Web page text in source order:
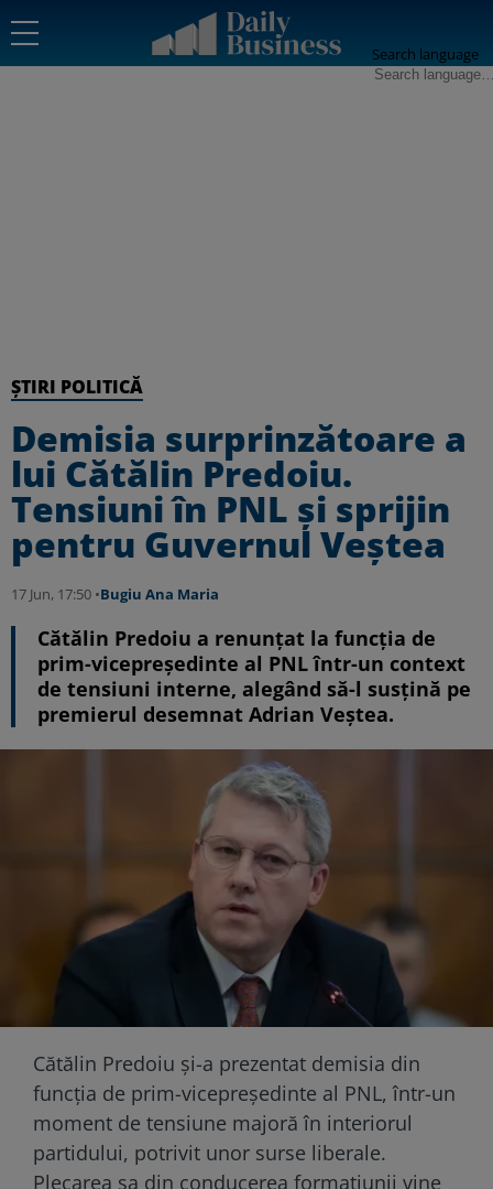
Search language
ȘTIRI POLITICĂ
Demisia surprinzătoare a
lui Cătălin Predoiu.
Tensiuni în PNL și sprijin
pentru Guvernul Veștea
17 Jun, 17:50 •Bugiu ⁠Ana Maria
Cătălin Predoiu a renunțat la funcția de
prim-vicepreședinte al PNL într-un context
de tensiuni interne, alegând să-l susțină pe
premierul desemnat Adrian Veștea.
Cătălin Predoiu și-a prezentat demisia din
funcția de prim-vicepreședinte al PNL, într-un
moment de tensiune majoră în interiorul
partidului, potrivit unor surse liberale.
Plecarea sa din conducerea formațiunii vine